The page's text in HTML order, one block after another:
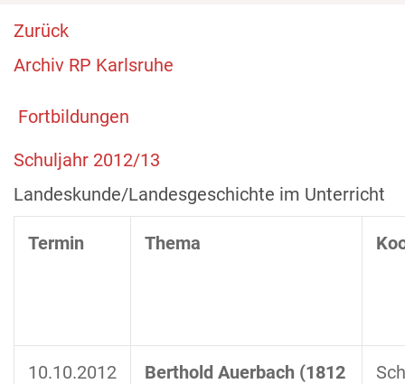
Zurück
Archiv RP Karlsruhe
Fortbildungen
Schuljahr 2012/13
Landeskunde/Landesgeschichte im Unterricht
Termin Thema
10.10.2012
Berthold Auerbach (1812